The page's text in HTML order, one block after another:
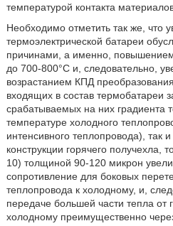
температурой контакта
Необходимо отметить так же, что
термоэлектрической батареи
причинами, а именно,
до 700-800°С и, следовательно,
возрастанием КПД
входящих в состав термобатареи
срабатываемых на них градиента
температуре холодного
интенсивного теплопровода), так
конструкции горячего получехла,
10) толщиной 90-120 микрон
сопротивление для боковых
теплопровода к холодному, и,
передаче большей части тепла от
холодному преимущественно